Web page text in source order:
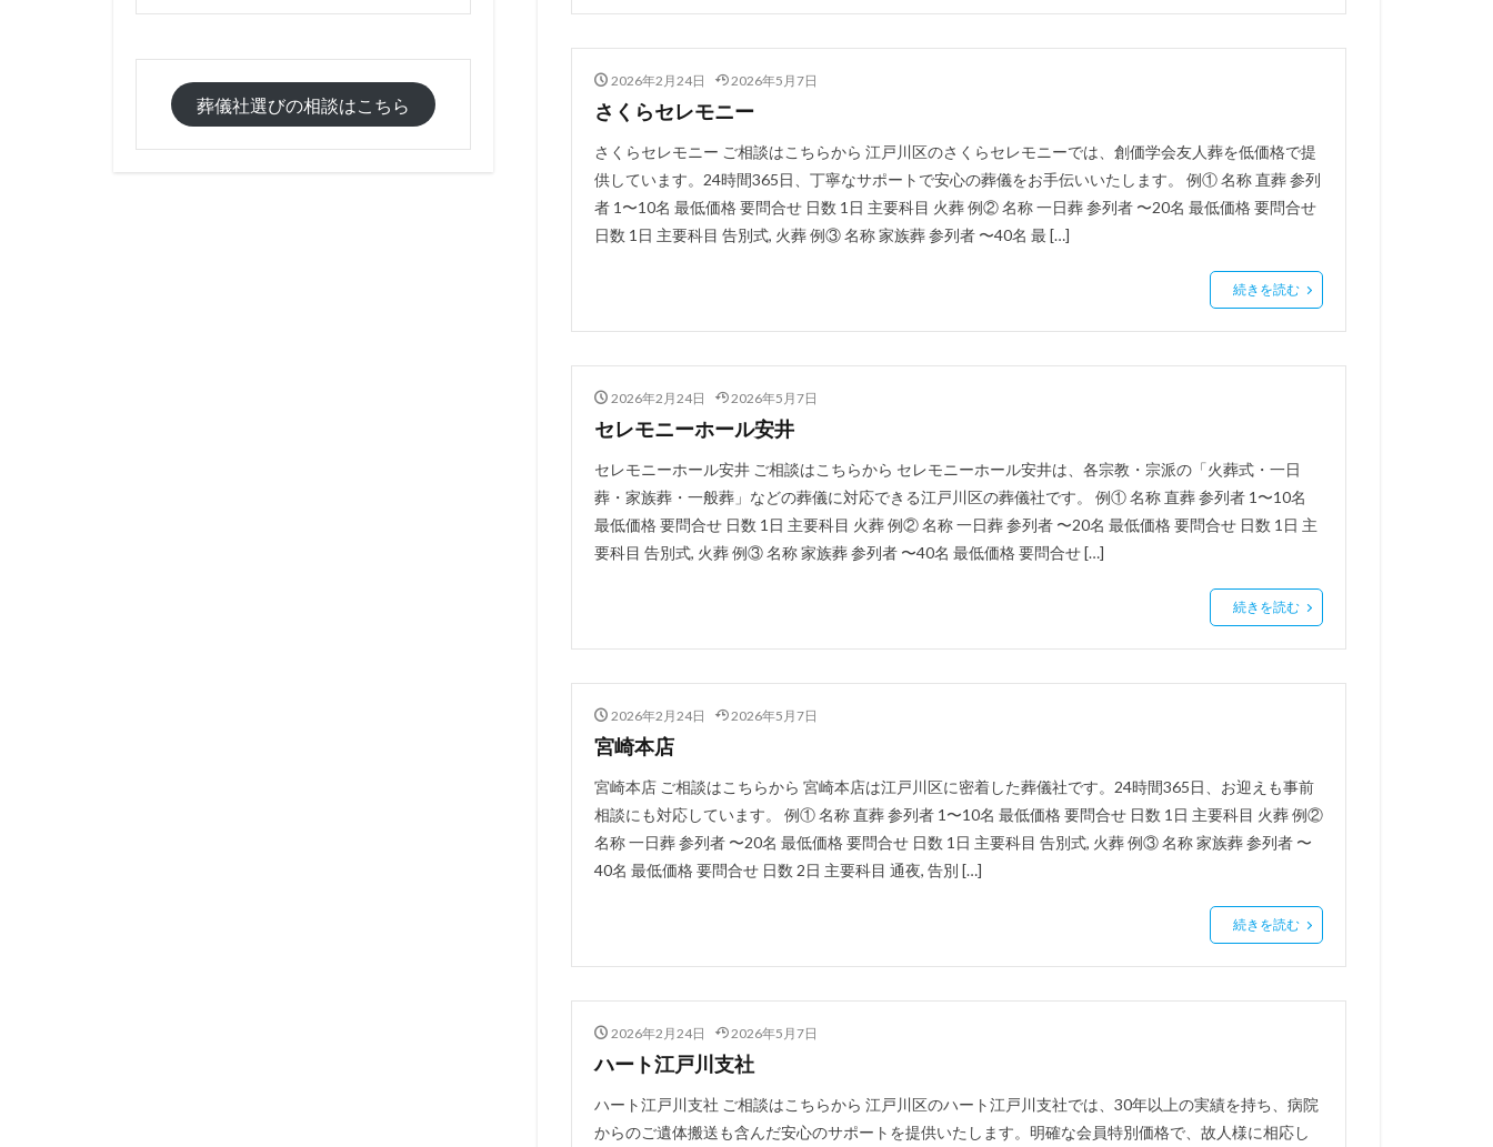
2026年2月24日 2026年5月7日
さくらセレモニー
さくらセレモニー ご相談はこちらから 江戸川区のさくらセレモニーでは、創価学会友人葬を低価格で提
供しています。24時間365日、丁寧なサポートで安心の葬儀をお手伝いいたします。 例① 名称 直葬 参列
者 1〜10名 最低価格 要問合せ 日数 1日 主要科目 火葬 例② 名称 一日葬 参列者 〜20名 最低価格 要問合せ
日数 1日 主要科目 告別式, 火葬 例③ 名称 家族葬 参列者 〜40名 最 […]
続きを読む
2026年2月24日 2026年5月7日
セレモニーホール安井
セレモニーホール安井 ご相談はこちらから セレモニーホール安井は、各宗教・宗派の「火葬式・一日
葬・家族葬・一般葬」などの葬儀に対応できる江戸川区の葬儀社です。 例① 名称 直葬 参列者 1〜10名
最低価格 要問合せ 日数 1日 主要科目 火葬 例② 名称 一日葬 参列者 〜20名 最低価格 要問合せ 日数 1日 主
要科目 告別式, 火葬 例③ 名称 家族葬 参列者 〜40名 最低価格 要問合せ […]
続きを読む
2026年2月24日 2026年5月7日
宮崎本店
宮崎本店 ご相談はこちらから 宮崎本店は江戸川区に密着した葬儀社です。24時間365日、お迎えも事前
相談にも対応しています。 例① 名称 直葬 参列者 1〜10名 最低価格 要問合せ 日数 1日 主要科目 火葬 例②
名称 一日葬 参列者 〜20名 最低価格 要問合せ 日数 1日 主要科目 告別式, 火葬 例③ 名称 家族葬 参列者 〜
40名 最低価格 要問合せ 日数 2日 主要科目 通夜, 告別 […]
続きを読む
2026年2月24日 2026年5月7日
ハート江戸川支社
ハート江戸川支社 ご相談はこちらから 江戸川区のハート江戸川支社では、30年以上の実績を持ち、病院
からのご遺体搬送も含んだ安心のサポートを提供いたします。明確な会員特別価格で、故人様に相応し
葬儀社選びの相談はこちら